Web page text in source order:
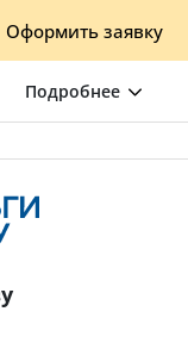
Оформить заявку